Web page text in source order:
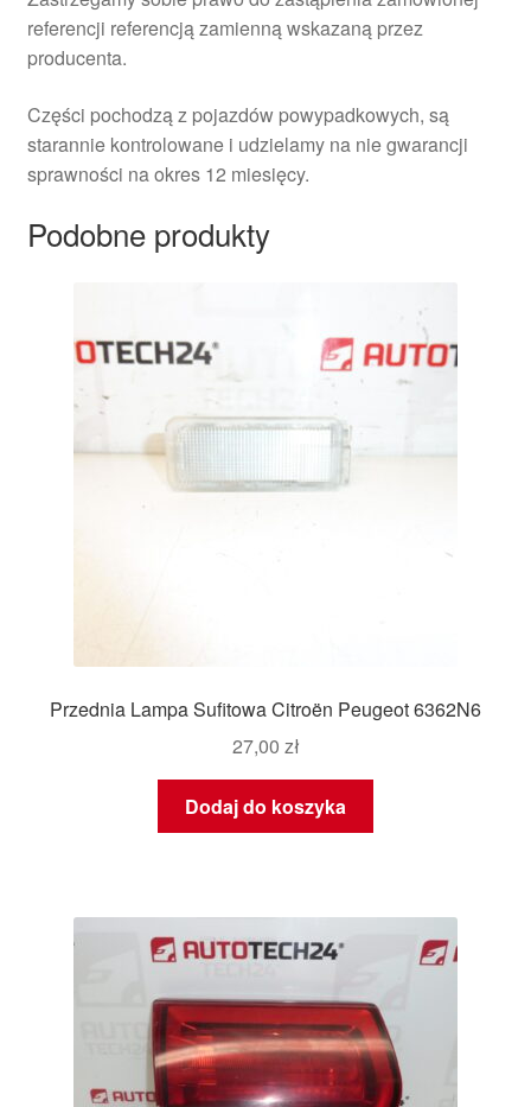
referencji referencją zamienną wskazaną przez
producenta.
Części pochodzą z pojazdów powypadkowych, są
starannie kontrolowane i udzielamy na nie gwarancji
sprawności na okres 12 miesięcy.
Podobne produkty
Przednia Lampa Sufitowa Citroën Peugeot 6362N6
27,00 zł
Dodaj do koszyka